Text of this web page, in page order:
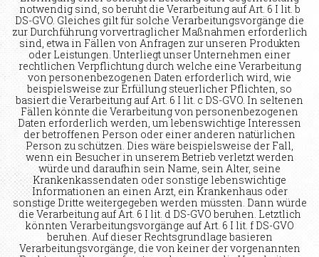
notwendig sind, so beruht die Verarbeitung auf Art. 6 I lit. b
DS-GVO. Gleiches gilt für solche Verarbeitungsvorgänge die
zur Durchführung vorvertraglicher Maßnahmen erforderlich
sind, etwa in Fällen von Anfragen zur unseren Produkten
oder Leistungen. Unterliegt unser Unternehmen einer
rechtlichen Verpflichtung durch welche eine Verarbeitung
von personenbezogenen Daten erforderlich wird, wie
beispielsweise zur Erfüllung steuerlicher Pflichten, so
basiert die Verarbeitung auf Art. 6 I lit. c DS-GVO. In seltenen
Fällen könnte die Verarbeitung von personenbezogenen
Daten erforderlich werden, um lebenswichtige Interessen
der betroffenen Person oder einer anderen natürlichen
Person zu schützen. Dies wäre beispielsweise der Fall,
wenn ein Besucher in unserem Betrieb verletzt werden
würde und daraufhin sein Name, sein Alter, seine
Krankenkassendaten oder sonstige lebenswichtige
Informationen an einen Arzt, ein Krankenhaus oder
sonstige Dritte weitergegeben werden müssten. Dann würde
die Verarbeitung auf Art. 6 I lit. d DS-GVO beruhen. Letztlich
könnten Verarbeitungsvorgänge auf Art. 6 I lit. f DS-GVO
beruhen. Auf dieser Rechtsgrundlage basieren
Verarbeitungsvorgänge, die von keiner der vorgenannten